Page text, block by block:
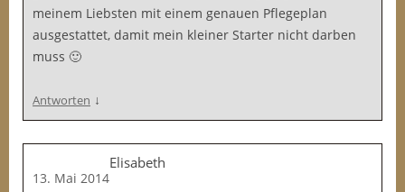
meinem Liebsten mit einem genauen Pflegeplan
ausgestattet, damit mein kleiner Starter nicht darben
muss 🙂
Antworten ↓
Elisabeth
13. Mai 2014